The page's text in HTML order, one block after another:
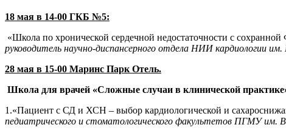
18 мая в 14-00 ГКБ №5:
«Школа по хронической сердечной недостаточности с сохранной
руководитель научно-диспансерного отдела НИИ кардиологии им.
28 мая в 15-00 Маринс Парк Отель.
Школа для врачей «Сложные случаи в клинической практике
1.«Пациент с СД и ХСН – выбор кардиологической и
педиатрического и стоматологического факультетов ПГМУ им.